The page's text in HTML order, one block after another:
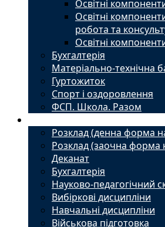
Освітні
Освітні
робота та
Освітні
Бухгалтерія
Матеріально-технічна
Гуртожиток
Спорт і оздоровлення
ФСП. Школа. Разом
Розклад (денна форма
Розклад (заочна форма
Деканат
Бухгалтерія
Науково-педагогічний
Вибіркові дисципліни
Навчальні дисципліни
Військова підготовка